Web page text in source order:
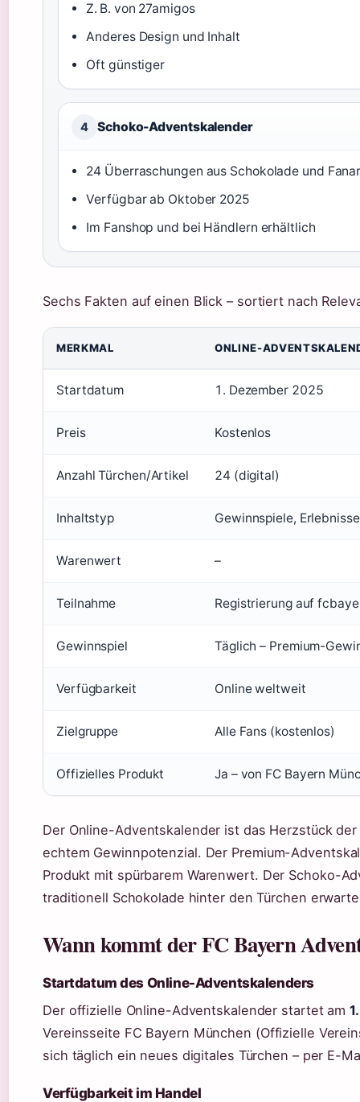
Z. B. von 27amigos
Anderes Design und Inhalt
Oft günstiger
4 Schoko-Adventskalender
24 Überraschungen aus Schokolade und
Verfügbar ab Oktober 2025
Im Fanshop und bei Händlern erhältlich
Sechs Fakten auf einen Blick – sortiert nach
MERKMAL ONLINE-
Startdatum 1. Dezember 2025
Preis Kostenlos
Anzahl Türchen/Artikel 24 (digital)
Inhaltstyp Gewinnspiele,
Warenwert –
Teilnahme Registrierung auf
Gewinnspiel Täglich – Premium-
Verfügbarkeit Online weltweit
Zielgruppe Alle Fans (kostenlos)
Offizielles Produkt Ja – von FC Bayern
Der Online-Adventskalender ist das Herzstück
echtem Gewinnpotenzial. Der Premium-
Produkt mit spürbarem Warenwert. Der Schoko-
traditionell Schokolade hinter den Türchen
Wann kommt der FC Bayern
Startdatum des Online-Adventskalenders
Der offizielle Online-Adventskalender startet am
Vereinsseite FC Bayern München (Offizielle
sich täglich ein neues digitales Türchen – per E-
Verfügbarkeit im Handel